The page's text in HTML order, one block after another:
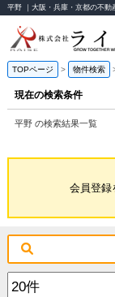
平野 ｜大阪・兵庫・京都の不動
TOPページ 物件検索
現在の検索条件
平野 の検索結果一覧
会員登録